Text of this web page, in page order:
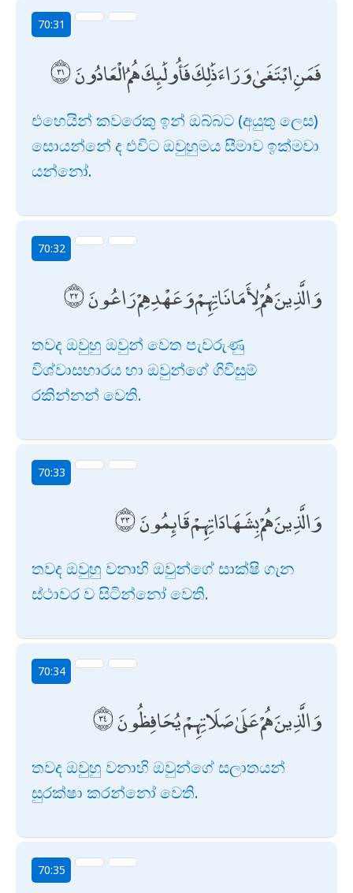
70:31
فَمَنِ ابْتَغَىٰ وَرَاءَ ذَٰلِكَ فَأُولَٰئِكَ هُمُ الْعَادُونَ
එහෙයින් කවරෙකු ඉන් ඔබ්බට (අයුතු ලෙස)
සොයන්නේ ද එවිට ඔවුහුමය සීමාව ඉක්මවා
යන්නෝ.
70:32
وَالَّذِينَ هُمْ لِأَمَانَاتِهِمْ وَعَهْدِهِمْ رَاعُونَ
තවද ඔවුහු ඔවුන් වෙත පැවරුණු
විශ්වාසභාරය හා ඔවුන්ගේ ගිවිසුම්
රකින්නන් වෙති.
70:33
وَالَّذِينَ هُمْ بِشَهَادَاتِهِمْ قَائِمُونَ
තවද ඔවුහු වනාහි ඔවුන්ගේ සාක්ෂි ගැන
ස්ථාවර ව සිටින්නෝ වෙති.
70:34
وَالَّذِينَ هُمْ عَلَىٰ صَلَاتِهِمْ يُحَافِظُونَ
තවද ඔවුහු වනාහි ඔවුන්ගේ සලාතයන්
සුරක්ෂා කරන්නෝ වෙති.
70:35